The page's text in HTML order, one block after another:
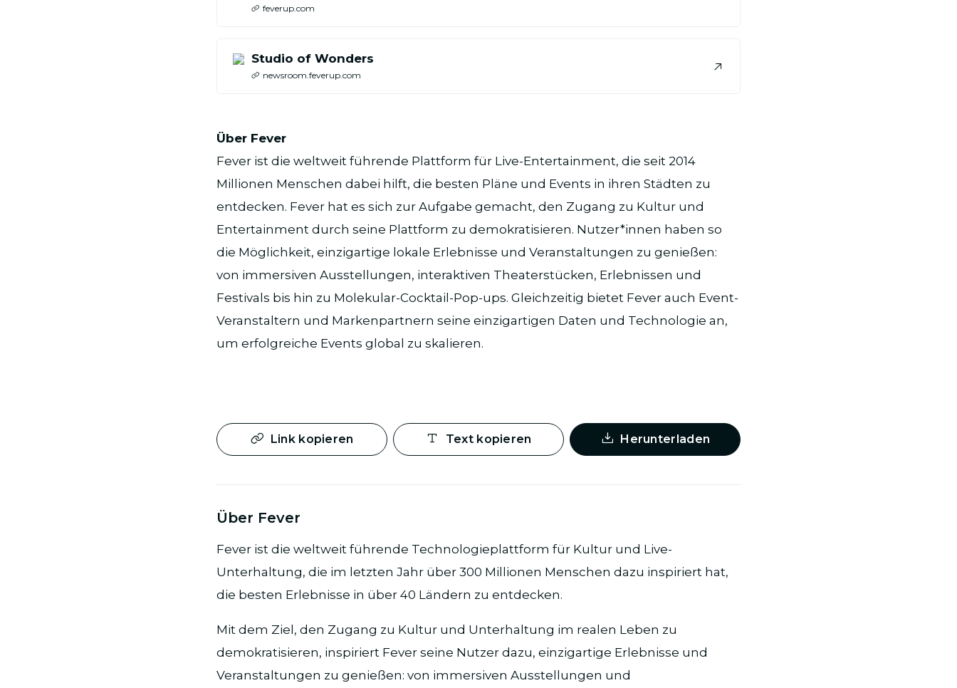
feverup.com
Studio of Wonders
newsroom.feverup.com
Über Fever
Fever ist die weltweit führende Plattform für Live-Entertainment, die seit 2014
Millionen Menschen dabei hilft, die besten Pläne und Events in ihren Städten zu
entdecken. Fever hat es sich zur Aufgabe gemacht, den Zugang zu Kultur und
Entertainment durch seine Plattform zu demokratisieren. Nutzer*innen haben so
die Möglichkeit, einzigartige lokale Erlebnisse und Veranstaltungen zu genießen:
von immersiven Ausstellungen, interaktiven Theaterstücken, Erlebnissen und
Festivals bis hin zu Molekular-Cocktail-Pop-ups. Gleichzeitig bietet Fever auch Event-
Veranstaltern und Markenpartnern seine einzigartigen Daten und Technologie an,
um erfolgreiche Events global zu skalieren.
Link kopieren Text kopieren Herunterladen
Über Fever
Fever ist die weltweit führende Technologieplattform für Kultur und Live-
Unterhaltung, die im letzten Jahr über 300 Millionen Menschen dazu inspiriert hat,
die besten Erlebnisse in über 40 Ländern zu entdecken.
Mit dem Ziel, den Zugang zu Kultur und Unterhaltung im realen Leben zu
demokratisieren, inspiriert Fever seine Nutzer dazu, einzigartige Erlebnisse und
Veranstaltungen zu genießen: von immersiven Ausstellungen und